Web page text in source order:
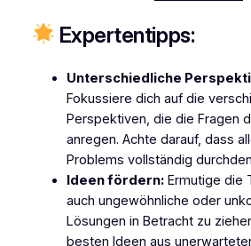
Expertentipps:
Unterschiedliche
Fokussiere dich auf die
Perspektiven, die die Fragen
anregen. Achte darauf, dass
Problems vollständig
Ideen fördern:Ermutige die
auch ungewöhnliche oder
Lösungen in Betracht zu
besten Ideen aus